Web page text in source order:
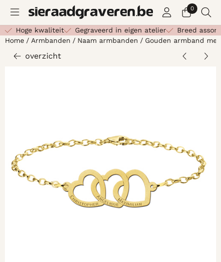
Cookievoorkeuren zijn beschikbaar. Kies instellingen of
0
Hoge kwaliteit Gegraveerd in eigen atelier
Breed
Home / Armbanden / Naam armbanden / Gouden armband
overzicht